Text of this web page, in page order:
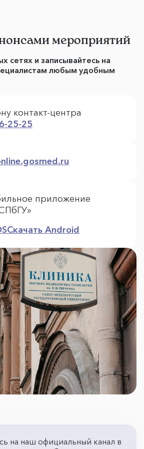
мероприятий
сетях и записывайтесь на
любым удобным
контакт-центра
25-25
приложение
Скачать Android
на наш официальный канал в